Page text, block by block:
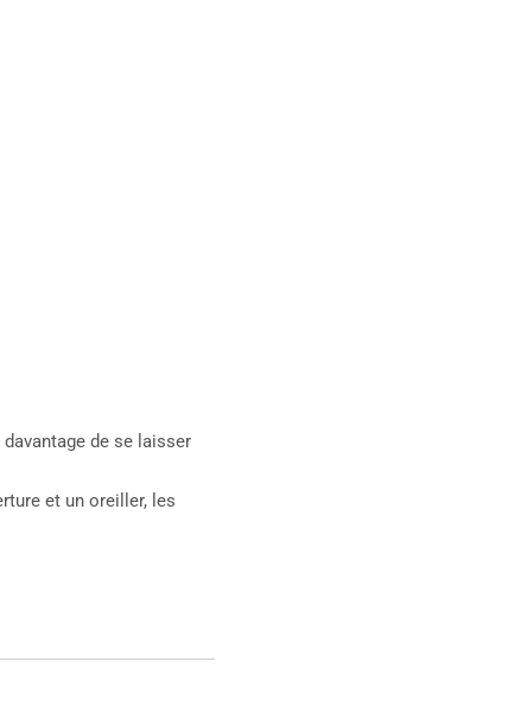
davantage de se laisser
et un oreiller, les